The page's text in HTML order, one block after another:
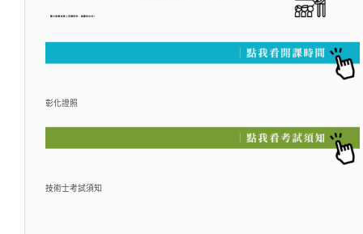
彰化證照
技術士考試須知